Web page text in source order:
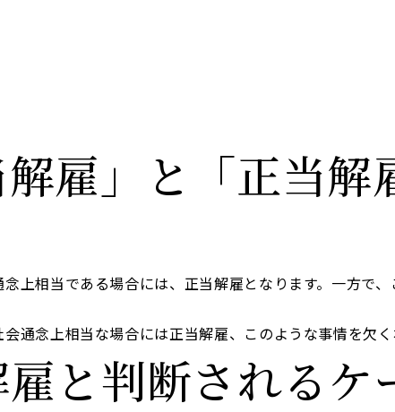
解雇」と「正当
上相当である場合には、正当解雇となります。一方で
通念上相当な場合には正当解雇、このような事情を欠く
と判断されるケ